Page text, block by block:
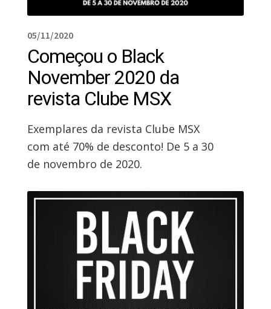
05/11/2020
Começou o Black
November 2020 da
revista Clube MSX
Exemplares da revista Clube MSX
com até 70% de desconto! De 5 a 30
de novembro de 2020.